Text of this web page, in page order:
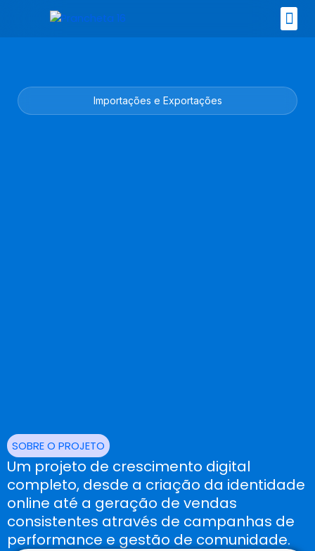
Importações e Exportações
SOBRE O PROJETO
Um projeto de crescimento digital
completo, desde a criação da identidade
online até a geração de vendas
consistentes através de campanhas de
performance e gestão de comunidade.